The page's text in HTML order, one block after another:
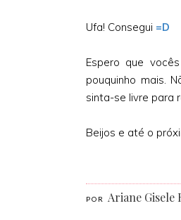
Ufa! Consegui =D
Espero que
pouquinho mais.
sinta-se livre para
Beijos e até o
Ariane Gisele